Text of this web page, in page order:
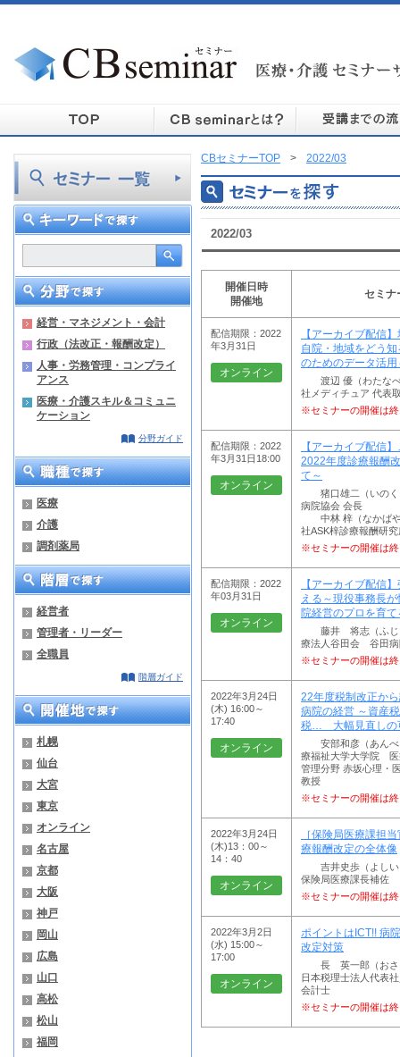
経営・マネジメント・会計
行政（法改正・報酬改定）
人事・労務管理・コンプライ
アンス
医療・介護スキル＆コミュニ
ケーション
分野ガイド
医療
介護
調剤薬局
経営者
管理者・リーダー
全職員
階層ガイド
札幌
仙台
大宮
東京
オンライン
名古屋
京都
大阪
神戸
岡山
広島
山口
高松
松山
福岡
CBセミナーTOP > 2022/03
2022/03
開催日時
開催地
セミナ
配信期限：2022
年3月31日
オンライン
【アーカイブ配信
自院・地域をどう
のためのデータ活用
渡辺 優（わたなべ
社メディチュア 代表
※セミナーの開催は
配信期限：2022
年3月31日18:00
オンライン
【アーカイブ配信
2022年度診療報酬
て～
猪口雄二（いのく
病院協会 会長
中林 梓（なかばや
社ASK梓診療報酬研
※セミナーの開催は
配信期限：2022
年03月31日
オンライン
【アーカイブ配信
える～現役事務長
院経営のプロを育
藤井 将志（ふじ
療法人谷田会 谷田
※セミナーの開催は
2022年3月24日
(木) 16:00～
17:40
オンライン
22年度税制改正か
病院の経営 ～資産
税… 大幅見直しの
安部和彦（あんべ
療福祉大学大学院 医
管理分野 赤坂心理・
教授
※セミナーの開催は
2022年3月24日
(木)13：00～
14：40
オンライン
［保険局医療課担
療報酬改定の全体像
吉井史歩（よしい
保険局医療課長補佐
※セミナーの開催は
2022年3月2日
(水) 15:00～
17:00
オンライン
ポイントはICT!! 病
改定対策
長 英一郎（おさ
日本税理士法人代表
会計士
※セミナーの開催は